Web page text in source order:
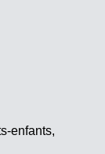
enfants,